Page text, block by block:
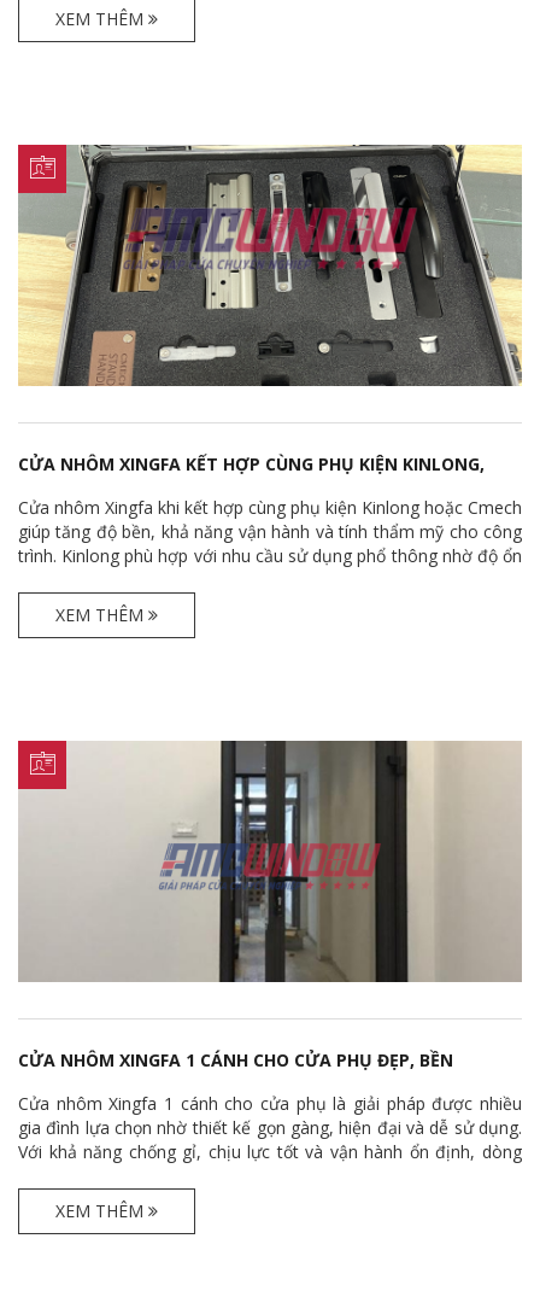
ghép 45°, gây ảnh hưởng trực tiếp đến độ kín khít và tuổi thọ
sản phẩm.
XEM THÊM
CỬA NHÔM XINGFA KẾT HỢP CÙNG PHỤ KIỆN KINLONG,
CMECH CÓ TỐT KHÔNG?
Cửa nhôm Xingfa khi kết hợp cùng phụ kiện Kinlong hoặc Cmech
giúp tăng độ bền, khả năng vận hành và tính thẩm mỹ cho công
trình. Kinlong phù hợp với nhu cầu sử dụng phổ thông nhờ độ ổn
cấp và vận hành êm ái hơn. Việc sử dụng phụ kiện đồng bộ sẽ
giúp cửa hoạt động chắc chắn, hạn chế hỏng hóc và sử dụng
XEM THÊM
CỬA NHÔM XINGFA 1 CÁNH CHO CỬA PHỤ ĐẸP, BỀN
Cửa nhôm Xingfa 1 cánh cho cửa phụ là giải pháp được nhiều
gia đình lựa chọn nhờ thiết kế gọn gàng, hiện đại và dễ sử dụng.
Với khả năng chống gỉ, chịu lực tốt và vận hành ổn định, dòng
Ngoài độ bền cao, cửa còn giúp tăng tính thẩm mỹ và tạo sự
đồng bộ cho không gian sống hiện đại.
XEM THÊM